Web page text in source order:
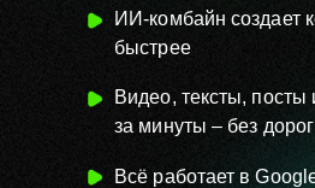
Видео, тексты, посты
за минуты – без
Всё работает в
ИИ-комбайн создает
быстрее